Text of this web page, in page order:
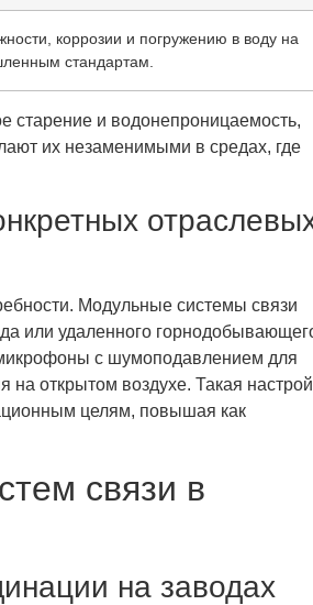
коррозии и погружению в воду на
стандартам.
старение и водонепроницаемость,
их незаменимыми в средах, где
Модульные системы связи
или удаленного
с шумоподавлением для
открытом воздухе. Такая
целям, повышая как
связи в
на заводах